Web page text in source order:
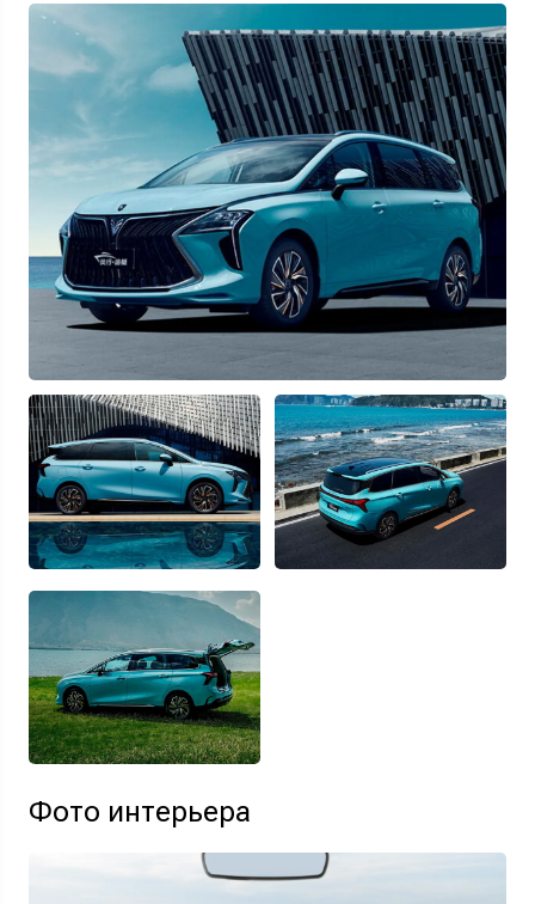
Узнать выгоду
Отправляя данную форму Вы даетесогласие на обработкусвоих
персональных данных
Фото интерьера